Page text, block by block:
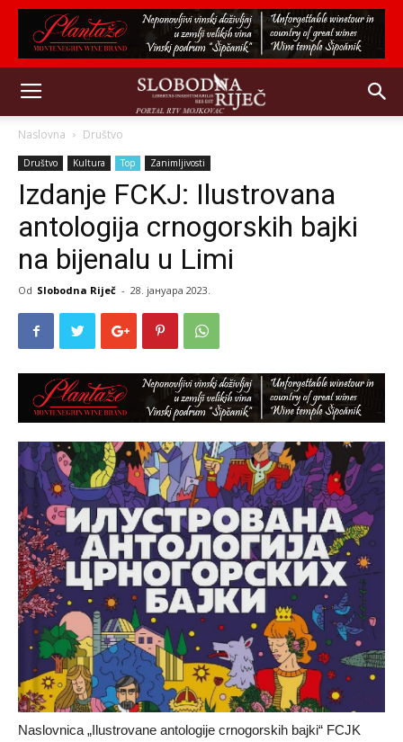
Naslovna Društvo
Društvo Kultura Top Zanimljivosti
Izdanje FCKJ: Ilustrovana
antologija crnogorskih bajki
na bijenalu u Limi
Od Slobodna Riječ - 28. јануара 2023.
Naslovnica „Ilustrovane antologije crnogorskih bajki“ FCJK